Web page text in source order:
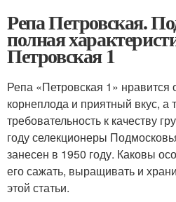
Репа Петровская.
полная
Петровская 1
Репа «Петровская 1» нравится
корнеплода и приятный вкус, а
требовательность к качеству
году селекционеры
занесен в 1950 году. Каковы
его сажать, выращивать и
этой статьи.